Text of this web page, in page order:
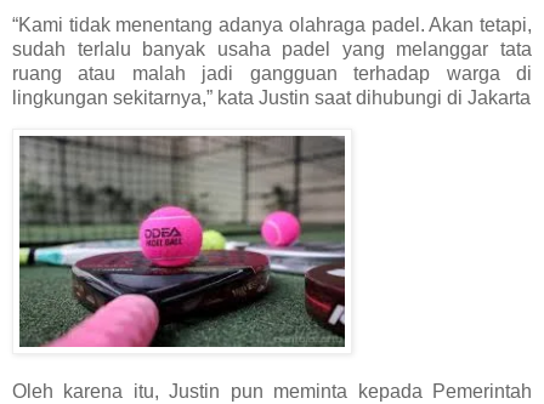
“Kami tidak menentang adanya olahraga padel. Akan tetapi,
sudah terlalu banyak usaha padel yang melanggar tata
ruang atau malah jadi gangguan terhadap warga di
lingkungan sekitarnya,” kata Justin saat dihubungi di Jakarta
Oleh karena itu, Justin pun meminta kepada Pemerintah